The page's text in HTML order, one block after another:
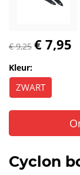
€ 9,25 € 7,95
Kleur:
ZWART
Cyclon